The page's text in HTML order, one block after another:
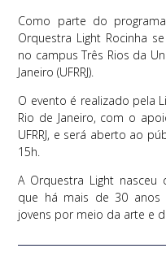
Como parte do
Orquestra Light Rocinha
no campus Três Rios da
Janeiro (UFRRJ).
O evento é realizado pela
Rio de Janeiro, com o
UFRRJ, e será aberto ao
15h.
A Orquestra Light nasceu
que há mais de 30 anos
jovens por meio da arte e